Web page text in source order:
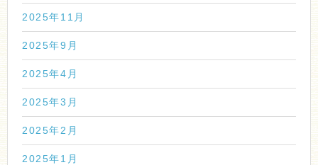
2025年11月
2025年9月
2025年4月
2025年3月
2025年2月
2025年1月